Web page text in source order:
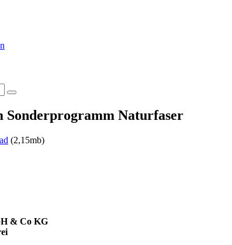
Sonderprogramm Naturfaser
(2,15mb)
& Co KG